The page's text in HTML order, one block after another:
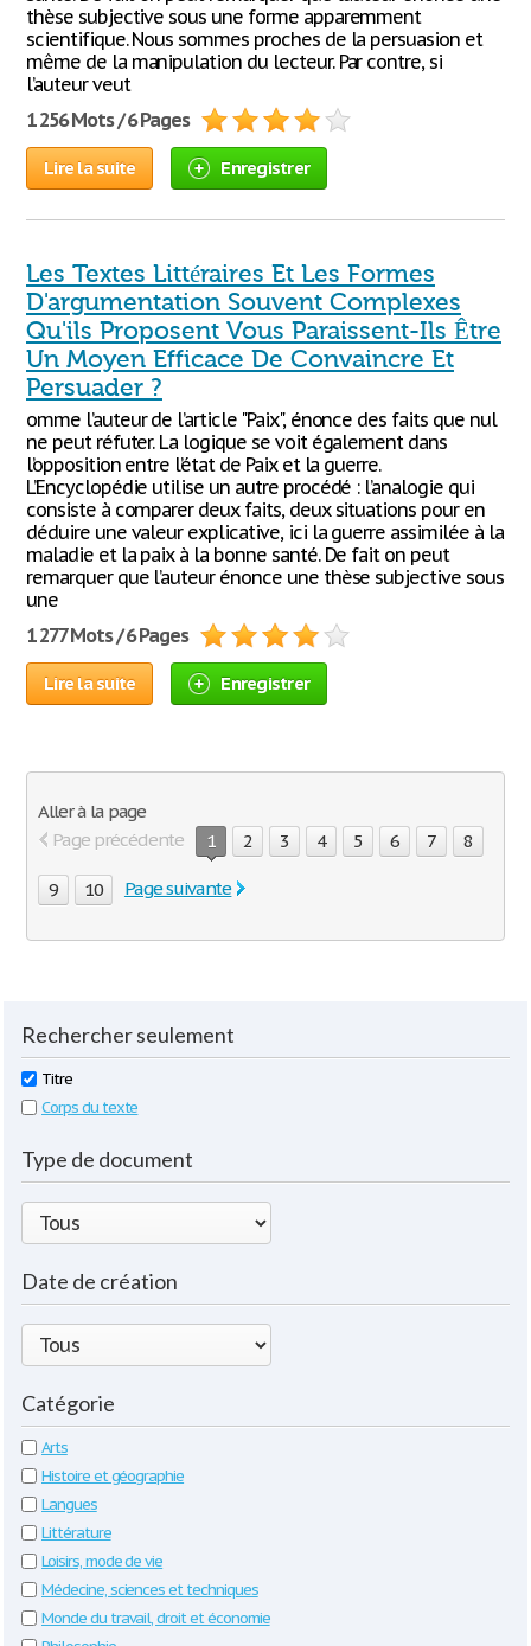
thèse subjective sous une forme apparemment
scientifique. Nous sommes proches de la persuasion et
même de la manipulation du lecteur. Par contre, si
l’auteur veut
1 256 Mots / 6 Pages
Lire la suite Enregistrer
Les Textes Littéraires Et Les Formes
D'argumentation Souvent Complexes
Qu'ils Proposent Vous Paraissent-Ils Être
Un Moyen Efficace De Convaincre Et
Persuader ?
omme l’auteur de l’article "Paix", énonce des faits que nul
ne peut réfuter. La logique se voit également dans
l’opposition entre l’état de Paix et la guerre.
L’Encyclopédie utilise un autre procédé : l’analogie qui
consiste à comparer deux faits, deux situations pour en
déduire une valeur explicative, ici la guerre assimilée à la
maladie et la paix à la bonne santé. De fait on peut
remarquer que l’auteur énonce une thèse subjective sous
une
1 277 Mots / 6 Pages
Lire la suite Enregistrer
Aller à la page
Page précédente
1 2 3 4 5 6 7 8
9 10 Page suivante
Rechercher seulement
Titre
Corps du texte
Type de document
Date de création
Catégorie
Arts
Histoire et géographie
Langues
Littérature
Loisirs, mode de vie
Médecine, sciences et techniques
Monde du travail, droit et économie